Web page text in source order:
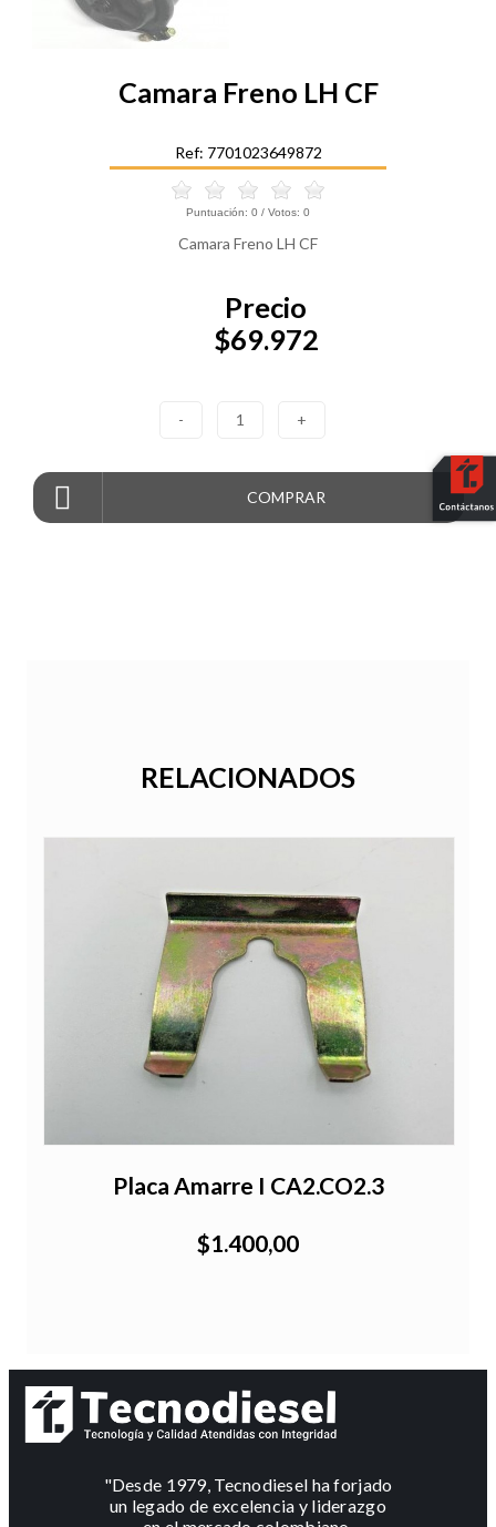
Camara Freno LH CF
Ref: 7701023649872
Puntuación: 0 / Votos: 0
Camara Freno LH CF
Precio
$69.972
- 1 +
COMPRAR
RELACIONADOS
Placa Amarre I CA2.CO2.3
$1.400,00
"Desde 1979, Tecnodiesel ha forjado
un legado de excelencia y liderazgo